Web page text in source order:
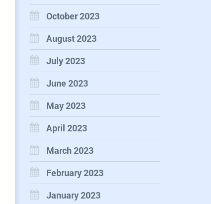
October 2023
August 2023
July 2023
June 2023
May 2023
April 2023
March 2023
February 2023
January 2023